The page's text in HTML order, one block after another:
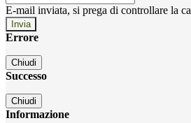
E-mail inviata, si prega di controllare la
Errore
Chiudi
Successo
Chiudi
Informazione